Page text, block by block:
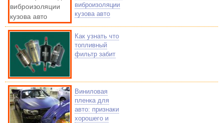
виброизоляции
кузова авто
Как узнать что
топливный
фильтр забит
Виниловая
пленка для
авто: признаки
хорошего и